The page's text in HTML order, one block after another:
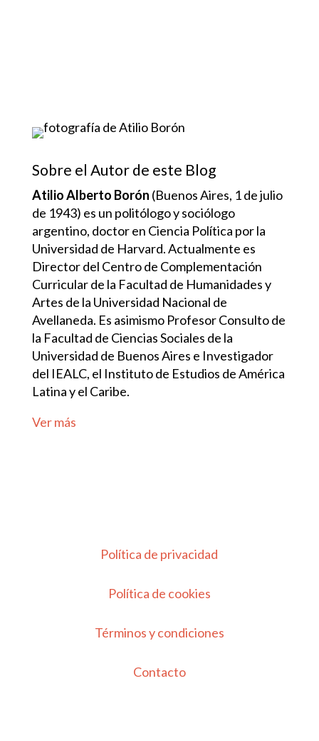
Sobre el Autor de este Blog
Atilio Alberto Borón (Buenos Aires, 1 de julio
de 1943) es un politólogo y sociólogo
argentino, doctor en Ciencia Política por la
Universidad de Harvard. Actualmente es
Director del Centro de Complementación
Curricular de la Facultad de Humanidades y
Artes de la Universidad Nacional de
Avellaneda. Es asimismo Profesor Consulto de
la Facultad de Ciencias Sociales de la
Universidad de Buenos Aires e Investigador
del IEALC, el Instituto de Estudios de América
Latina y el Caribe.
Ver más
Política de privacidad
Política de cookies
Términos y condiciones
Contacto